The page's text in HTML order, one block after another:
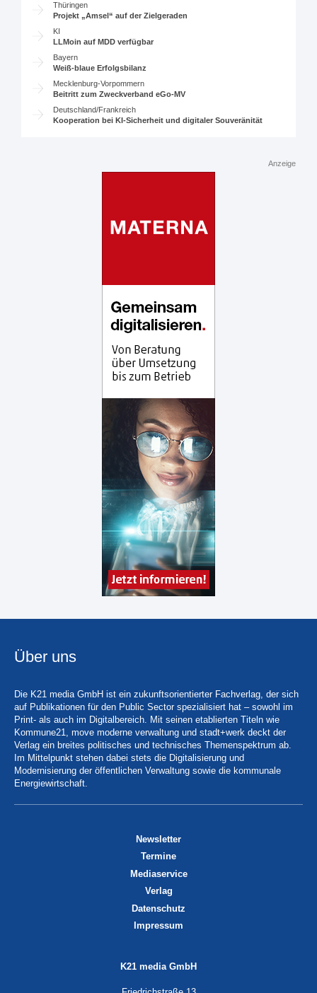
Thüringen
Projekt „Amsel“ auf der Zielgeraden
KI
LLMoin auf MDD verfügbar
Bayern
Weiß-blaue Erfolgsbilanz
Mecklenburg-Vorpommern
Beitritt zum Zweckverband eGo-MV
Deutschland/Frankreich
Kooperation bei KI-Sicherheit und digitaler Souveränität
Anzeige
Über uns
Die K21 media GmbH ist ein zukunftsorientierter Fachverlag, der sich
auf Publikationen für den Public Sector spezialisiert hat – sowohl im
Print- als auch im Digitalbereich. Mit seinen etablierten Titeln wie
Kommune21, move moderne verwaltung und stadt+werk deckt der
Verlag ein breites politisches und technisches Themenspektrum ab.
Im Mittelpunkt stehen dabei stets die Digitalisierung und
Modernisierung der öffentlichen Verwaltung sowie die kommunale
Energiewirtschaft.
Newsletter
Termine
Mediaservice
Verlag
Datenschutz
Impressum
K21 media GmbH